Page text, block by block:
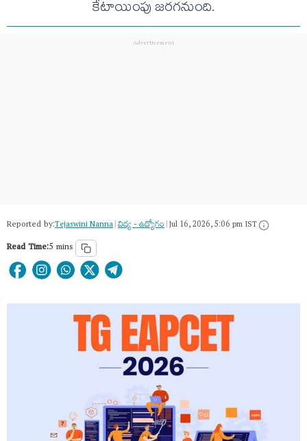
కేటాయింపు జరగనుంది.
Reported by:Tejaswini Nanna|విద్య - ఉద్యోగం|Jul 16, 2026, 5:06 pm IST
Read Time:5 mins